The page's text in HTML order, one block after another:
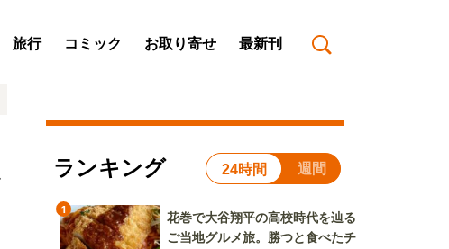
旅行 コミック お取り寄せ 最新刊
ランキング 24時間 週間
1
花巻で大谷翔平の高校時代を辿る
ご当地グルメ旅。勝つと食べたチ